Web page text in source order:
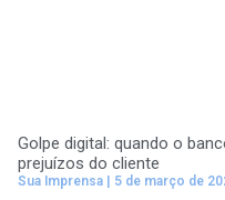
Golpe digital: quando o
prejuízos do cliente
Sua Imprensa 5 de março de